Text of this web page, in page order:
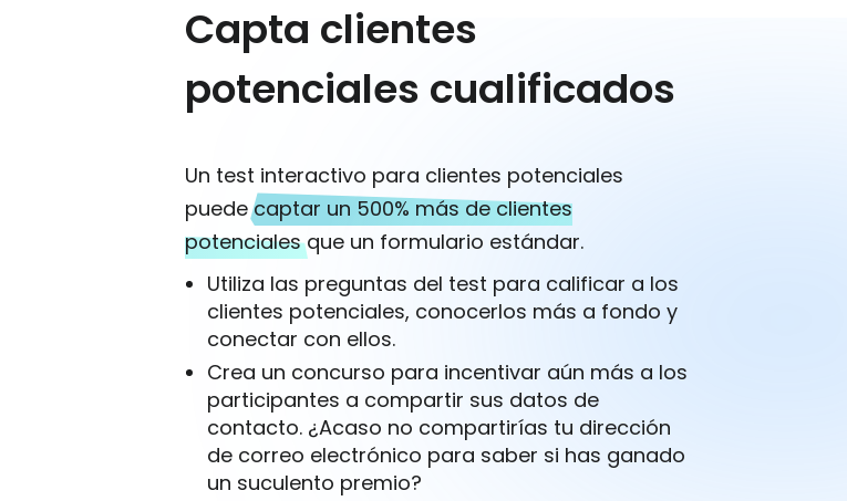
Capta clientes
potenciales cualificados
Un test interactivo para clientes potenciales
puedecaptar un 500% más de clientes
potencialesque un formulario estándar.
Utiliza las preguntas del test para calificar a los
clientes potenciales, conocerlos más a fondo y
conectar con ellos.
Crea un concurso para incentivar aún más a los
participantes a compartir sus datos de
contacto. ¿Acaso no compartirías tu dirección
de correo electrónico para saber si has ganado
un suculento premio?